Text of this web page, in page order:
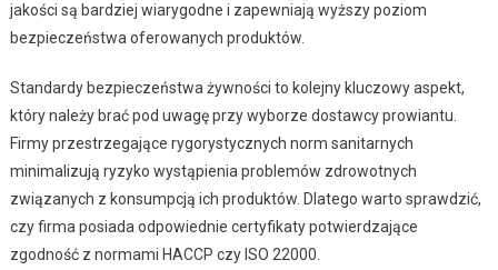
jakości są bardziej wiarygodne i zapewniają wyższy poziom
bezpieczeństwa oferowanych produktów.
Standardy bezpieczeństwa żywności to kolejny kluczowy aspekt,
który należy brać pod uwagę przy wyborze dostawcy prowiantu.
Firmy przestrzegające rygorystycznych norm sanitarnych
minimalizują ryzyko wystąpienia problemów zdrowotnych
związanych z konsumpcją ich produktów. Dlatego warto sprawdzić,
czy firma posiada odpowiednie certyfikaty potwierdzające
zgodność z normami HACCP czy ISO 22000.